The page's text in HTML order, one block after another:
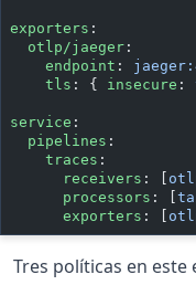
exporters :
  otlp/jaeger
:
    endpoint
:
    tls
: { insecure :
service :
  pipelines
:
    traces
:
      receivers
: [
      processors
: [
      exporters
: [
Tres políticas en este